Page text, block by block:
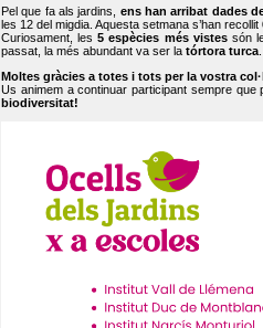
Pel que fa als jardins, ens han arribat dades
les 12 del migdia. Aquesta setmana s’han recollit
Curiosament, les5 espècies més vistessón
passat, la més abundant va ser la tórtora turca
Moltes gràcies a totes i tots per la vostra
Us animem a continuar participant sempre que
biodiversitat!